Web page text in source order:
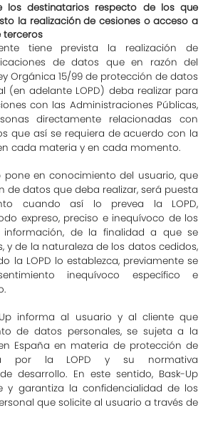
los destinatarios respecto de los que
la realización de cesiones o acceso a
terceros
tiene prevista la realización de
de datos que en razón del
Orgánica 15/99 de protección de datos
(en adelante LOPD) deba realizar para
con las Administraciones Públicas,
directamente relacionadas con
que así se requiera de acuerdo con la
cada materia y en cada momento.
pone en conocimiento del usuario, que
de datos que deba realizar, será puesta
cuando así lo prevea la LOPD,
expreso, preciso e inequívoco de los
información, de la finalidad a que se
y de la naturaleza de los datos cedidos,
la LOPD lo establezca, previamente se
inequívoco específico e
informa al usuario y al cliente que
de datos personales, se sujeta a la
España en materia de protección de
por la LOPD y su normativa
desarrollo. En este sentido, Bask-Up
y garantiza la confidencialidad de los
que solicite al usuario a través de